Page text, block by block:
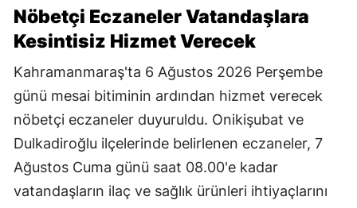
Nöbetçi Eczaneler Vatandaşlara
Kesintisiz Hizmet Verecek
Kahramanmaraş'ta 6 Ağustos 2026 Perşembe
günü mesai bitiminin ardından hizmet verecek
nöbetçi eczaneler duyuruldu. Onikişubat ve
Dulkadiroğlu ilçelerinde belirlenen eczaneler, 7
Ağustos Cuma günü saat 08.00'e kadar
vatandaşların ilaç ve sağlık ürünleri ihtiyaçlarını